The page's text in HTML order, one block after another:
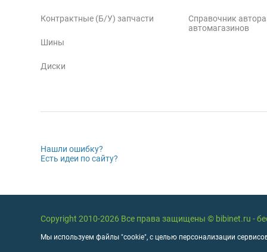
Контрактные (Б/У) запчасти
Шины
Диски
Справочник
автомагазинов
Нашли ошибку?
Есть идеи по сайту?
Copyright 2010-2026 Все права защищены © bibinet.ru -
Мы используем файлы "cookie", с целью персонализации